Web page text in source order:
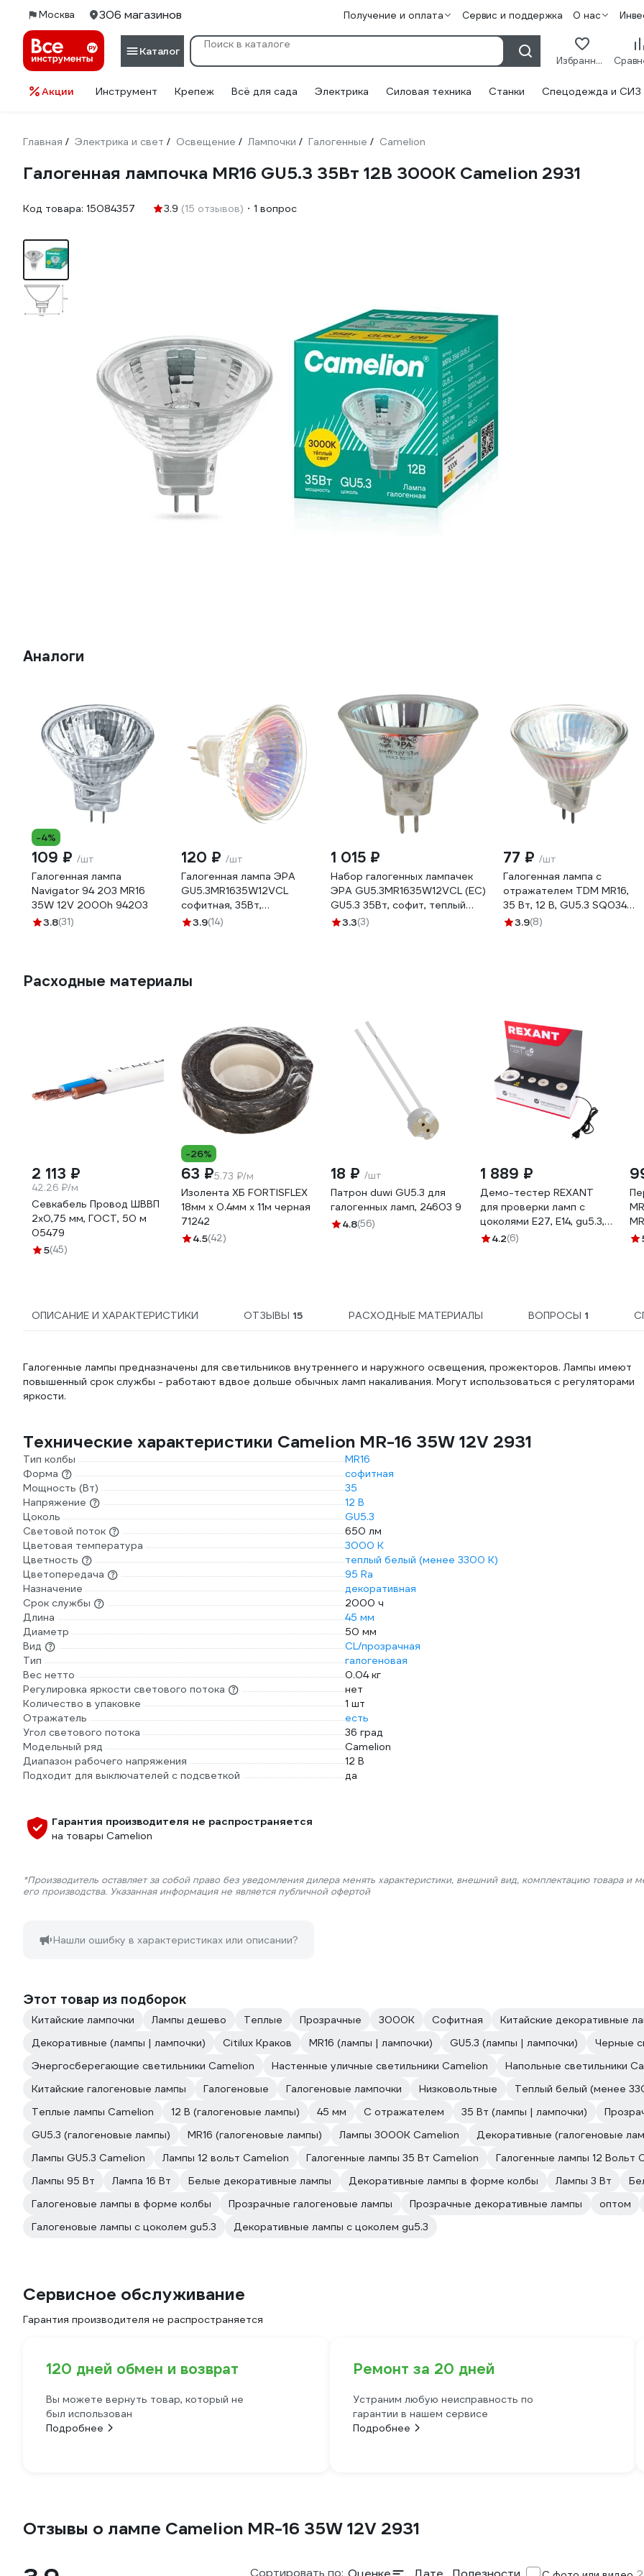
Москва 306 магазинов Получение и оплата Сервис и поддержка О нас
Каталог
Избранное
Акции Инструмент Крепеж Всё для сада Электрика Силовая техника Станки Спецодежда и СИЗ
Главная / Электрика и свет / Освещение / Лампочки / Галогенные / Camelion
Галогенная лампочка MR16 GU5.3 35Вт 12В 3000К Camelion 2931
Код товара: 15084357 3.9 (15 отзывов) 1 вопрос
Аналоги
-4%
109 ₽ /шт
Галогенная лампа
Navigator 94 203 MR16
35W 12V 2000h 94203
3.8(31)
120 ₽ /шт
Галогенная лампа ЭРА
GU5.3MR1635W12VCL
софитная, 35Вт,
нейтральный, GU5.3
3.9(14)
1 015 ₽
Набор галогенных лампачек
ЭРА GU5.3MR1635W12VCL (EC)
GU5.3 35Вт, софит, теплый
белый свет Б0056164
3.3(3)
77 ₽ /шт
Галогенная лампа с
отражателем TDM MR16,
35 Вт, 12 В, GU5.3 SQ0341-
0006
3.9(8)
Расходные материалы
2 113 ₽
42.26 ₽/м
Севкабель Провод ШВВП
2х0,75 мм, ГОСТ, 50 м
05479
5(45)
-26%
63 ₽5.73 ₽/м
Изолента ХБ FORTISFLEX
18мм х 0.4мм х 11м черная
71242
4.5(42)
18 ₽ /шт
Патрон duwi GU5.3 для
галогенных ламп, 24603 9
4.8(56)
1 889 ₽
Демо-тестер REXANT
для проверки ламп с
цоколями Е27, Е14, gu5.3,
gx53 604-801
4.2(6)
ОПИСАНИЕ И ХАРАКТЕРИСТИКИ ОТЗЫВЫ 15 РАСХОДНЫЕ МАТЕРИАЛЫ ВОПРОСЫ 1
Галогенные лампы предназначены для светильников внутреннего и наружного освещения, прожекторов. Лампы имеют
повышенный срок службы - работают вдвое дольше обычных ламп накаливания. Могут использоваться с регуляторами
яркости.
Технические характеристики Camelion MR-16 35W 12V 2931
Тип колбы
MR16
Форма
софитная
Мощность (Вт)
35
Напряжение
12 В
Цоколь
GU5.3
Световой поток
650 лм
Цветовая температура
3000 К
Цветность
теплый белый (менее 3300 К)
Цветопередача
95 Ra
Назначение
декоративная
Срок службы
2000 ч
Длина
45 мм
Диаметр
50 мм
Вид
CL/прозрачная
Тип
галогеновая
Вес нетто
0.04 кг
Регулировка яркости светового потока
нет
Количество в упаковке
1 шт
Отражатель
есть
Угол светового потока
36 град
Модельный ряд
Camelion
Диапазон рабочего напряжения
12 В
Подходит для выключателей с подсветкой
да
Гарантия производителя не распространяется
на товары Camelion
*Производитель оставляет за собой право без уведомления дилера менять характеристики, внешний вид, комплектацию товара и
его производства. Указанная информация не является публичной офертой
Нашли ошибку в характеристиках или описании?
Этот товар из подборок
Китайские лампочки Лампы дешево Теплые Прозрачные 3000К Софитная
Китайские декоративные
Декоративные (лампы | лампочки)
Citilux Краков MR16 (лампы | лампочки) GU5.3 (лампы | лампочки)
Черные
Энергосберегающие светильники Camelion
Настенные уличные светильники Camelion
Напольные светильники
Китайские галогеновые лампы
Галогеновые Галогеновые лампочки Низковольтные
Теплый белый (менее
Теплые лампы Camelion
12 В (галогеновые лампы) 45 мм С отражателем 35 Вт (лампы | лампочки)
GU5.3 (галогеновые лампы)
MR16 (галогеновые лампы) Лампы 3000К Camelion
Декоративные (галогеновые
Лампы GU5.3 Camelion
Лампы 12 вольт Camelion Галогенные лампы 35 Вт Camelion
Галогенные лампы 12 Вольт
Лампы 95 Вт
Лампа 16 Вт Белые декоративные лампы Декоративные лампы в форме колбы Лампы 3 Вт
Галогеновые лампы в форме колбы
Прозрачные галогеновые лампы Прозрачные декоративные лампы
оптом
Галогеновые лампы с цоколем gu5.3
Декоративные лампы с цоколем gu5.3
Сервисное обслуживание
Гарантия производителя не распространяется
120 дней обмен и возврат
Вы можете вернуть товар, который не
был использован
Подробнее
Ремонт за 20 дней
Устраним любую неисправность по
гарантии в нашем сервисе
Подробнее
Отзывы о лампе Camelion MR-16 35W 12V 2931
Сортировать по: